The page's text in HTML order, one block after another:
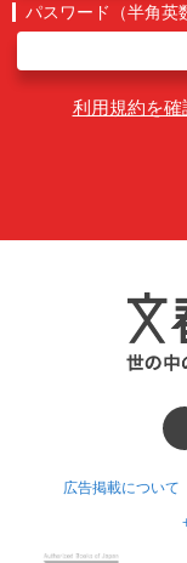
パスワード（半角英
利用規約を確
広告掲載について